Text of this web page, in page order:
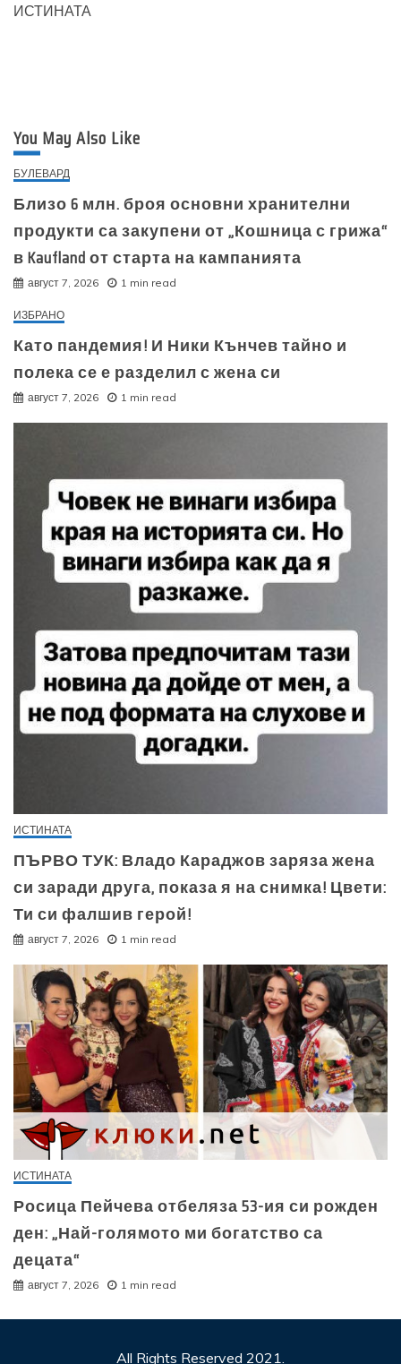
ИСТИНАТА
You May Also Like
БУЛЕВАРД
Близо 6 млн. броя основни хранителни
продукти са закупени от „Кошница с грижа“
в Kaufland от старта на кампанията
август 7, 2026 1 min read
ИЗБРАНО
Като пандемия! И Ники Кънчев тайно и
полека се е разделил с жена си
август 7, 2026 1 min read
ИСТИНАТА
ПЪРВО ТУК: Владо Караджов заряза жена
си заради друга, показа я на снимка! Цвети:
Ти си фалшив герой!
август 7, 2026 1 min read
ИСТИНАТА
Росица Пейчева отбеляза 53-ия си рожден
ден: „Най-голямото ми богатство са
децата“
август 7, 2026 1 min read
All Rights Reserved 2021.